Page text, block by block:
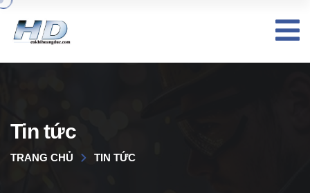
Tin tức
TRANG CHỦ TIN TỨC